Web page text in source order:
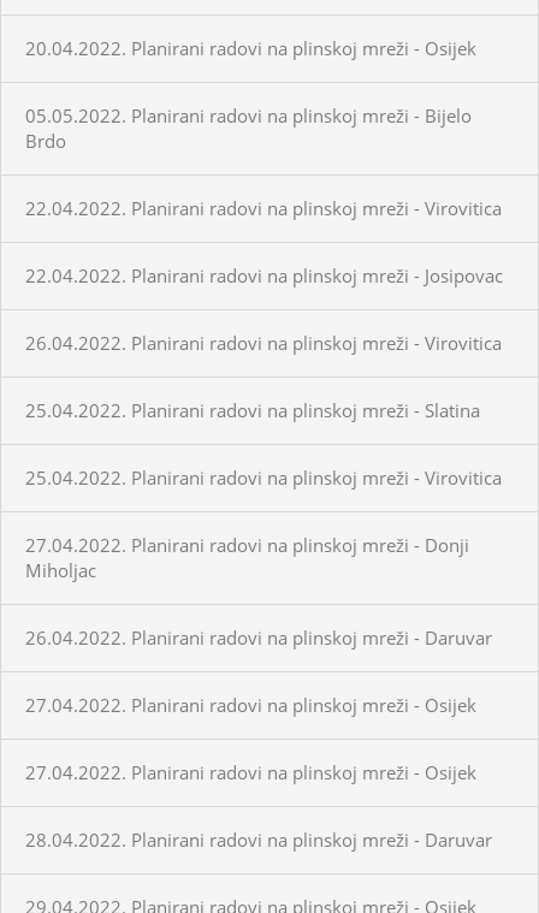
20.04.2022. Planirani radovi na plinskoj mreži - Osijek
05.05.2022. Planirani radovi na plinskoj mreži - Bijelo
Brdo
22.04.2022. Planirani radovi na plinskoj mreži - Virovitica
22.04.2022. Planirani radovi na plinskoj mreži - Josipovac
26.04.2022. Planirani radovi na plinskoj mreži - Virovitica
25.04.2022. Planirani radovi na plinskoj mreži - Slatina
25.04.2022. Planirani radovi na plinskoj mreži - Virovitica
27.04.2022. Planirani radovi na plinskoj mreži - Donji
Miholjac
26.04.2022. Planirani radovi na plinskoj mreži - Daruvar
27.04.2022. Planirani radovi na plinskoj mreži - Osijek
27.04.2022. Planirani radovi na plinskoj mreži - Osijek
28.04.2022. Planirani radovi na plinskoj mreži - Daruvar
29.04.2022. Planirani radovi na plinskoj mreži - Osijek